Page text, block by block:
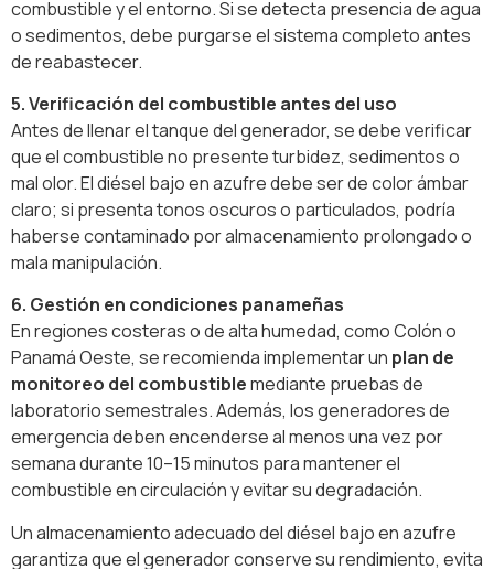
combustible y el entorno. Si se detecta presencia de agua
o sedimentos, debe purgarse el sistema completo antes
de reabastecer.
5. Verificación del combustible antes del uso
Antes de llenar el tanque del generador, se debe verificar
que el combustible no presente turbidez, sedimentos o
mal olor. El diésel bajo en azufre debe ser de color ámbar
claro; si presenta tonos oscuros o particulados, podría
haberse contaminado por almacenamiento prolongado o
mala manipulación.
6. Gestión en condiciones panameñas
En regiones costeras o de alta humedad, como Colón o
Panamá Oeste, se recomienda implementar un plan de
monitoreo del combustiblemediante pruebas de
laboratorio semestrales. Además, los generadores de
emergencia deben encenderse al menos una vez por
semana durante 10–15 minutos para mantener el
combustible en circulación y evitar su degradación.
Un almacenamiento adecuado del diésel bajo en azufre
garantiza que el generador conserve su rendimiento, evita